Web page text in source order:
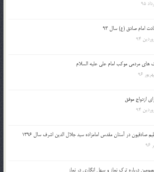
امام صادق (ع) سال 93
مردمی موکب امام علی علیه السلام
صادقیون در آستان مقدس امامزاده سید جلال الدین اشرف سال 1396
درباره ترک نماز و سهل انگاری در نماز